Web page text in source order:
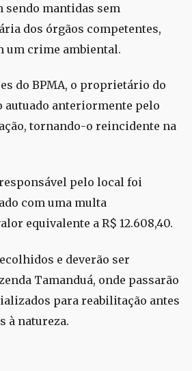
sendo mantidas sem
dos órgãos competentes,
um crime ambiental.
do BPMA, o proprietário do
autuado anteriormente pelo
tornando-o reincidente na
pelo local foi
com uma multa
equivalente a R$ 12.608,40.
e deverão ser
Tamanduá, onde passarão
para reabilitação antes
à natureza.